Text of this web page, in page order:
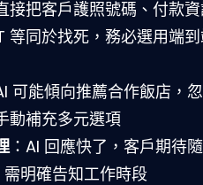
接把客戶護照號碼、付款
等同於找死，務必選用端
可能傾向推薦合作飯店，
動補充多元選項
：AI 回應快了，客戶期待
需明確告知工作時段